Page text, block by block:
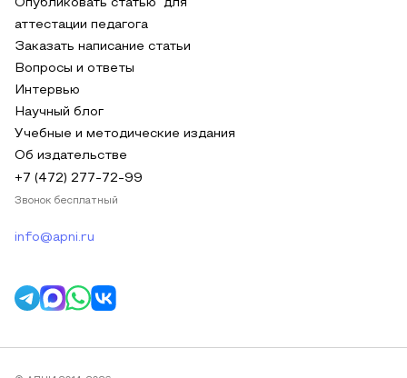
Опубликовать статью для
аттестации педагога
Заказать написание статьи
Вопросы и ответы
Интервью
Научный блог
Учебные и методические издания
Об издательстве
+7 (472) 277-72-99
Звонок бесплатный
info@apni.ru